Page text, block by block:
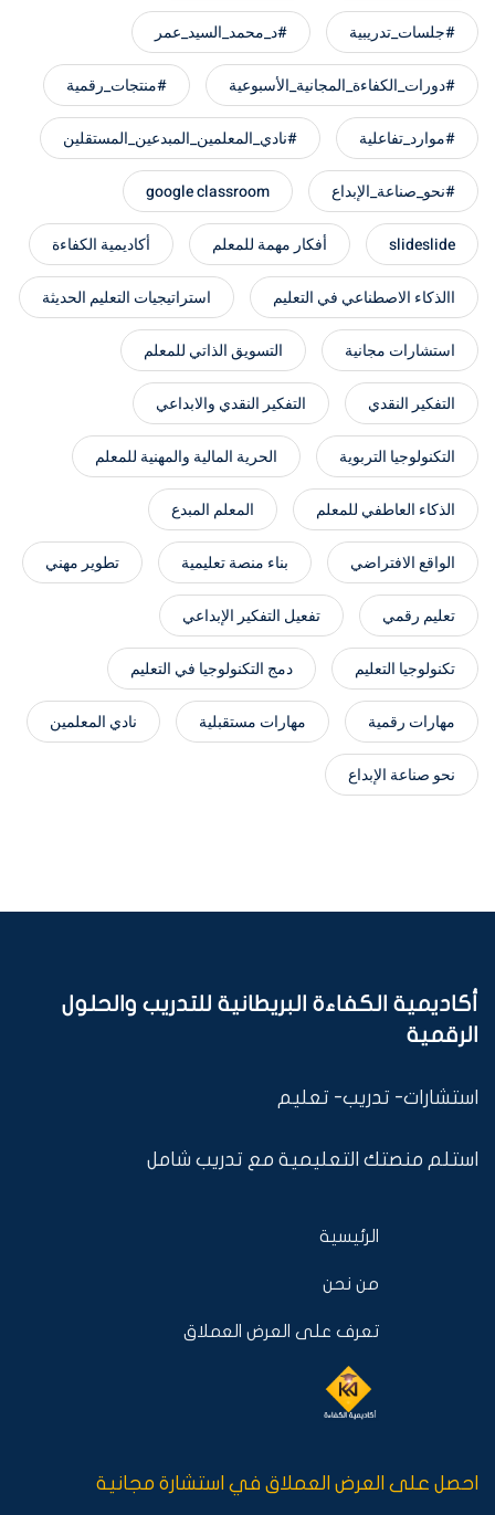
#جلسات_تدريبية #د_محمد_السيد_عمر
#دورات_الكفاءة_المجانية_الأسبوعية #منتجات_رقمية
#موارد_تفاعلية #نادي_المعلمين_المبدعين_المستقلين
#نحو_صناعة_الإبداع google classroom
slideslide أفكار مهمة للمعلم أكاديمية الكفاءة
االذكاء الاصطناعي في التعليم استراتيجيات التعليم الحديثة
استشارات مجانية التسويق الذاتي للمعلم
التفكير النقدي التفكير النقدي والابداعي
التكنولوجيا التربوية الحرية المالية والمهنية للمعلم
الذكاء العاطفي للمعلم المعلم المبدع
الواقع الافتراضي بناء منصة تعليمية تطوير مهني
تعليم رقمي تفعيل التفكير الإبداعي
تكنولوجيا التعليم دمج التكنولوجيا في التعليم
مهارات رقمية مهارات مستقبلية نادي المعلمين
نحو صناعة الإبداع
أكاديمية الكفاءة البريطانية للتدريب والحلول
الرقمية
استشارات- تدريب- تعليم
استلم منصتك التعليمية مع تدريب شامل
الرئيسية
من نحن
تعرف على العرض العملاق
احصل على العرض العملاق في استشارة مجانية